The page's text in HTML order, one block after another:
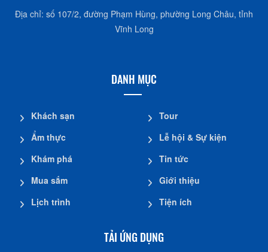
Địa chỉ: số 107/2, đường Phạm Hùng, phường Long Châu, tỉnh
Vĩnh Long
DANH MỤC
Khách sạn
Ẩm thực
Khám phá
Mua sắm
Lịch trình
Tour
Lễ hội & Sự kiện
Tin tức
Giới thiệu
Tiện ích
TẢI ỨNG DỤNG